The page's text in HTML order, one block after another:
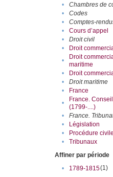
•
Chambres de
•
Codes
•
Comptes-
•
Cours d’appel
•
Droit civil
•
Droit
•
Droit
maritime
• Droit
•
Droit maritime
•
France
•
France. Conseil
(1799-....)
• France.
•
Législation
•
Procédure civile
•
Tribunaux
Affiner par période
•
1789-1815(1)